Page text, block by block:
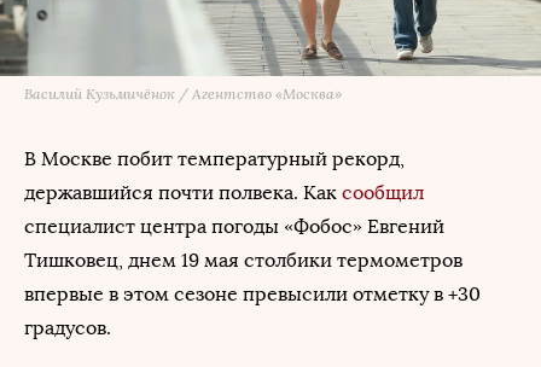
Василий Кузьмичёнок / Агентство «Москва»
В Москве побит температурный рекорд,
державшийся почти полвека. Как сообщил
специалист центра погоды «Фобос» Евгений
Тишковец, днем 19 мая столбики термометров
впервые в этом сезоне превысили отметку в +30
градусов.